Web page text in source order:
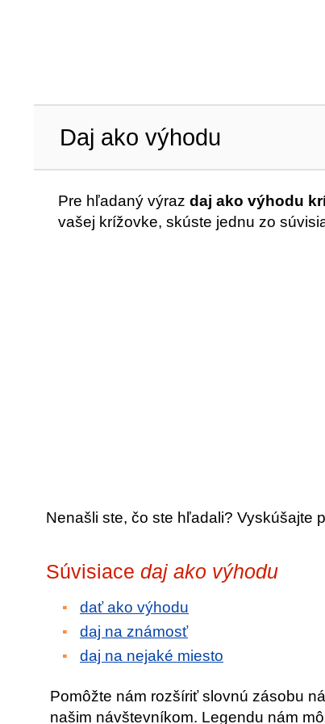
Daj ako výhodu
Pre hľadaný výraz daj ako výhodu
vašej krížovke, skúste jednu zo
Nenašli ste, čo ste hľadali? Vyskúšajte
Súvisiace daj ako výhodu
dať ako výhodu
daj na známosť
daj na nejaké miesto
Pomôžte nám rozšíriť slovnú zásobu
našim návštevníkom. Legendu nám